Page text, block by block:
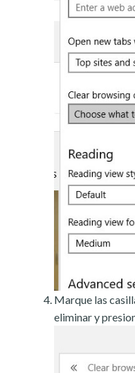
Marque las
eliminar y